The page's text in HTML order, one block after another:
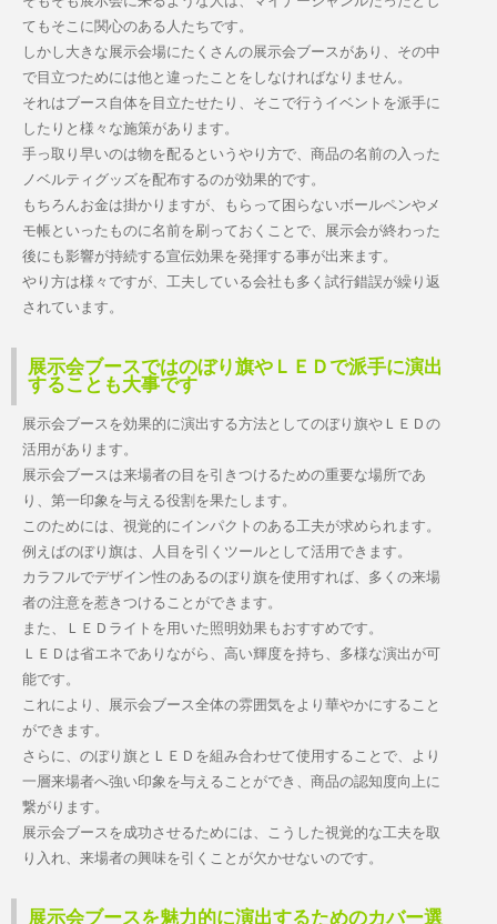
てもそこに関心のある人たちです。
しかし大きな展示会場にたくさんの展示会ブースがあり、その中
で目立つためには他と違ったことをしなければなりません。
それはブース自体を目立たせたり、そこで行うイベントを派手に
したりと様々な施策があります。
手っ取り早いのは物を配るというやり方で、商品の名前の入った
ノベルティグッズを配布するのが効果的です。
もちろんお金は掛かりますが、もらって困らないボールペンやメ
モ帳といったものに名前を刷っておくことで、展示会が終わった
後にも影響が持続する宣伝効果を発揮する事が出来ます。
やり方は様々ですが、工夫している会社も多く試行錯誤が繰り返
されています。
展示会ブースではのぼり旗やＬＥＤで派手に演出
することも大事です
展示会ブースを効果的に演出する方法としてのぼり旗やＬＥＤの
活用があります。
展示会ブースは来場者の目を引きつけるための重要な場所であ
り、第一印象を与える役割を果たします。
このためには、視覚的にインパクトのある工夫が求められます。
例えばのぼり旗は、人目を引くツールとして活用できます。
カラフルでデザイン性のあるのぼり旗を使用すれば、多くの来場
者の注意を惹きつけることができます。
また、ＬＥＤライトを用いた照明効果もおすすめです。
ＬＥＤは省エネでありながら、高い輝度を持ち、多様な演出が可
能です。
これにより、展示会ブース全体の雰囲気をより華やかにすること
ができます。
さらに、のぼり旗とＬＥＤを組み合わせて使用することで、より
一層来場者へ強い印象を与えることができ、商品の認知度向上に
繋がります。
展示会ブースを成功させるためには、こうした視覚的な工夫を取
り入れ、来場者の興味を引くことが欠かせないのです。
展示会ブースを魅力的に演出するためのカバー選